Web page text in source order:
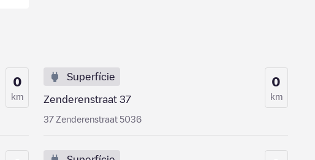
0
km
Superfície
Zenderenstraat 37
37 Zenderenstraat 5036
0
km